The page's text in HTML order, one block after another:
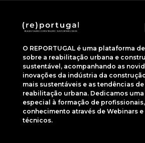
O REPORTUGAL é uma plataforma
sobre a reabilitação urbana e
sustentável, acompanhando as
inovações da indústria da
mais sustentáveis e as tendências
reabilitação urbana. Dedicamos uma
especial à formação de
conhecimento através de Webinars
técnicos.